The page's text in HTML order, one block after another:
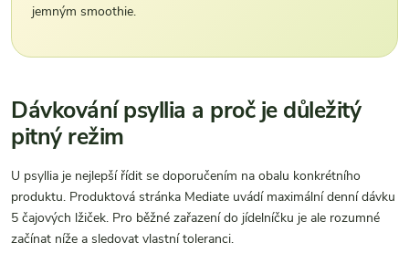
jemným smoothie.
Dávkování psyllia a proč je důležitý
pitný režim
U psyllia je nejlepší řídit se doporučením na obalu konkrétního
produktu. Produktová stránka Mediate uvádí maximální denní dávku
5 čajových lžiček. Pro běžné zařazení do jídelníčku je ale rozumné
začínat níže a sledovat vlastní toleranci.